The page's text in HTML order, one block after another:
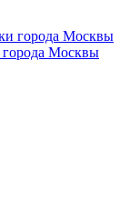
города Москвы